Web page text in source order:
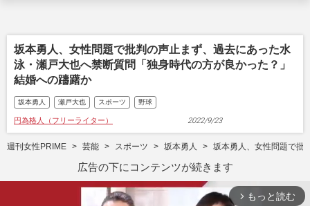
坂本勇人、女性問題で批判の声止まず、過去にあった水
泳・瀬戸大也へ禁断質問「独身時代の方が良かった？」
結婚への躊躇か
坂本勇人 瀬戸大也 スポーツ 野球
円為格人（フリーライター） 2022/9/23
週刊女性PRIME 芸能 スポーツ 坂本勇人 坂本勇人、女性問題で批
広告の下にコンテンツが続きます
arrow_forward_ios もっと読む